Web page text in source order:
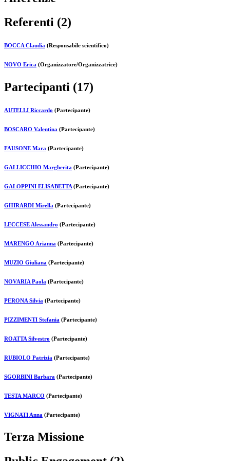
Referenti (2)
BOCCA Claudia (Responsabile scientifico)
NOVO Erica (Organizzatore/Organizzatrice)
Partecipanti (17)
AUTELLI Riccardo (Partecipante)
BOSCARO Valentina (Partecipante)
FAUSONE Mara (Partecipante)
GALLICCHIO Margherita (Partecipante)
GALOPPINI ELISABETTA (Partecipante)
GHIRARDI Mirella (Partecipante)
LECCESE Alessandro (Partecipante)
MARENGO Arianna (Partecipante)
MUZIO Giuliana (Partecipante)
NOVARIA Paola (Partecipante)
PERONA Silvia (Partecipante)
PIZZIMENTI Stefania (Partecipante)
ROATTA Silvestro (Partecipante)
RUBIOLO Patrizia (Partecipante)
SGORBINI Barbara (Partecipante)
TESTA MARCO (Partecipante)
VIGNATI Anna (Partecipante)
Terza Missione